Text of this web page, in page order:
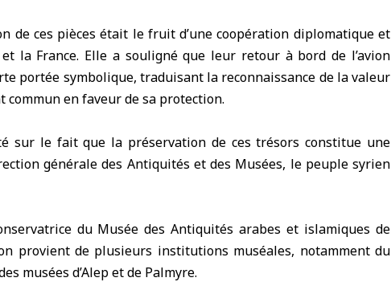
de ces pièces était le fruit d’une coopération diplomatique et
et la France. Elle a souligné que leur retour à bord de l’avion
portée symbolique, traduisant la reconnaissance de la valeur
commun en faveur de sa protection.
sur le fait que la préservation de ces trésors constitue une
générale des Antiquités et des Musées, le peuple syrien
du Musée des Antiquités arabes et islamiques de
provient de plusieurs institutions muséales, notamment du
musées d’Alep et de Palmyre.